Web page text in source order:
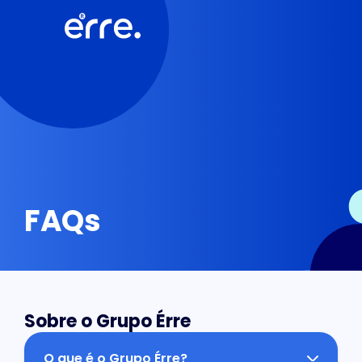
FAQs
Sobre o Grupo Érre